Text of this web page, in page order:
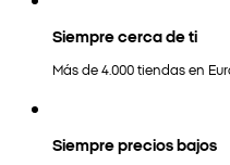
Siempre cerca de ti
Más de 4.000 tiendas en
Siempre precios bajos